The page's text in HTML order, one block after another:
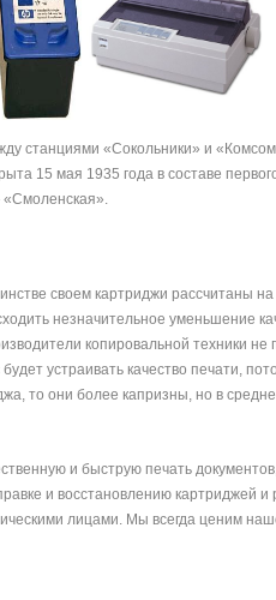
станциями «Сокольники» и
15 мая 1935 года в составе первого
«Смоленская».
своем картриджи рассчитаны
незначительное уменьшение
копировальной техники не
устраивать качество печати,
то они более капризны, но в
и быструю печать
и восстановлению картриджей и
лицами. Мы всегда ценим